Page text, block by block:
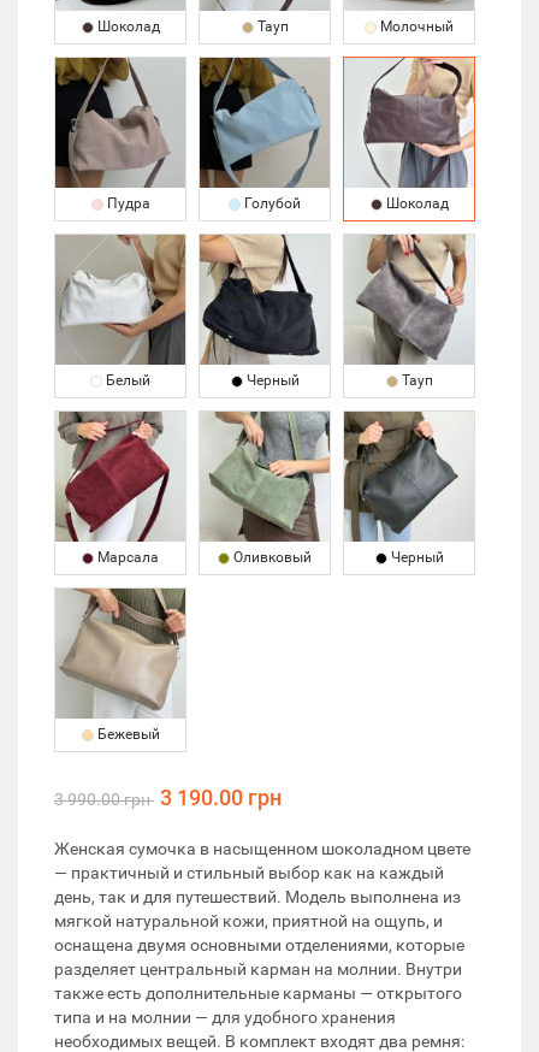
Шоколад Тауп Молочный
Пудра Голубой Шоколад
Белый Черный Тауп
Марсала Оливковый Черный
Бежевый
3 990.00 грн 3 190.00 грн
Женская сумочка в насыщенном шоколадном цвете
— практичный и стильный выбор как на каждый
день, так и для путешествий. Модель выполнена из
мягкой натуральной кожи, приятной на ощупь, и
оснащена двумя основными отделениями, которые
разделяет центральный карман на молнии. Внутри
также есть дополнительные карманы — открытого
типа и на молнии — для удобного хранения
необходимых вещей. В комплект входят два ремня: